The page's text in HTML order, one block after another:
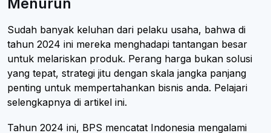
Sudah banyak keluhan dari pelaku usaha, bahwa di
tahun 2024 ini mereka menghadapi tantangan besar
untuk melariskan produk. Perang harga bukan solusi
yang tepat, strategi jitu dengan skala jangka panjang
penting untuk mempertahankan bisnis anda. Pelajari
selengkapnya di artikel ini.
Tahun 2024 ini, BPS mencatat Indonesia mengalami